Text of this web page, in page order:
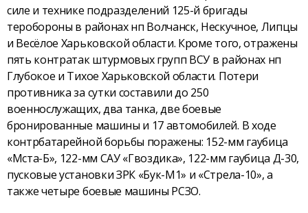
силе и технике подразделений 125-й бригады
теробороны в районах нп Волчанск, Нескучное, Липцы
и Весёлое Харьковской области. Кроме того, отражены
пять контратак штурмовых групп ВСУ в районах нп
Глубокое и Тихое Харьковской области. Потери
противника за сутки составили до 250
военнослужащих, два танка, две боевые
бронированные машины и 17 автомобилей. В ходе
контрбатарейной борьбы поражены: 152-мм гаубица
«Мста-Б», 122-мм САУ «Гвоздика», 122-мм гаубица Д-30,
пусковые установки ЗРК «Бук-М1» и «Стрела-10», а
также четыре боевые машины РСЗО.